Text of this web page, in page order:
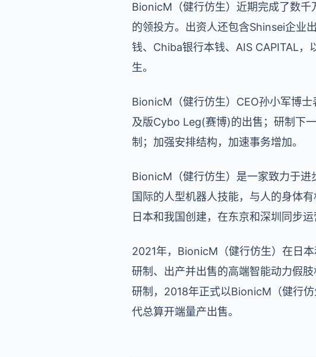
BionicM（健行仿生）近期完成了数
的领投方。出资人还包含Shinsei企
钱、Chiba银行本钱、AIS CAPITAL
生。
BionicM（健行仿生）CEO孙小军博
及版Cybo Leg(赛博)的出售；研制下
制；加强安排结构，加速事务增加。
BionicM（健行仿生）是一家致力于
国际的人型机器人技能，与人的身体
日本和我国创建，在东京和深圳同步运
2021年，BionicM（健行仿生）在日
研制、出产并出售的高端智能动力假
研制，2018年正式以BionicM（健行
代总算开端量产出售。